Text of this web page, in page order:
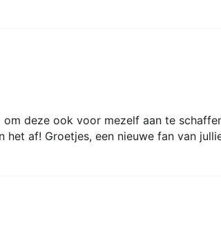
deze ook voor mezelf aan te
af! Groetjes, een nieuwe fan van